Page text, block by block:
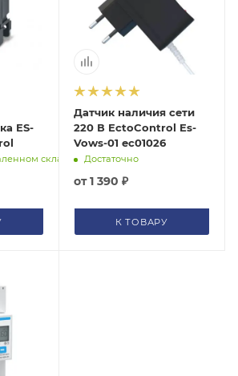
ES-
складе
Датчик наличия сети
220 В EctoControl Es-
Vows-01 ec01026
Достаточно
от1 390 ₽
К ТОВАРУ